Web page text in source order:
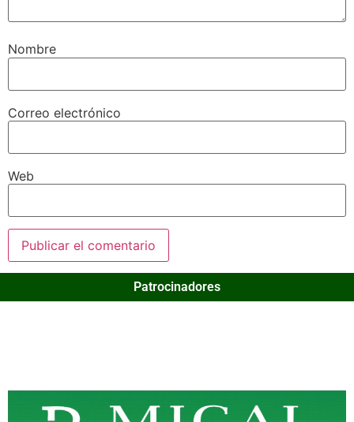
Nombre
Correo electrónico
Web
Patrocinadores